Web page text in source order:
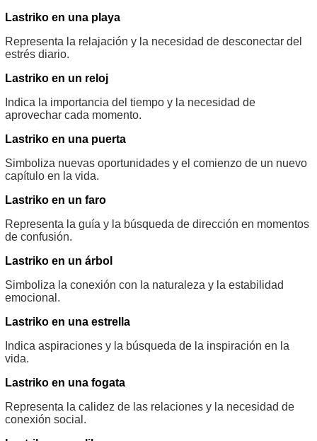
Lastriko en una playa
Representa la relajación y la necesidad de desconectar del
estrés diario.
Lastriko en un reloj
Indica la importancia del tiempo y la necesidad de
aprovechar cada momento.
Lastriko en una puerta
Simboliza nuevas oportunidades y el comienzo de un nuevo
capítulo en la vida.
Lastriko en un faro
Representa la guía y la búsqueda de dirección en momentos
de confusión.
Lastriko en un árbol
Simboliza la conexión con la naturaleza y la estabilidad
emocional.
Lastriko en una estrella
Indica aspiraciones y la búsqueda de la inspiración en la
vida.
Lastriko en una fogata
Representa la calidez de las relaciones y la necesidad de
conexión social.